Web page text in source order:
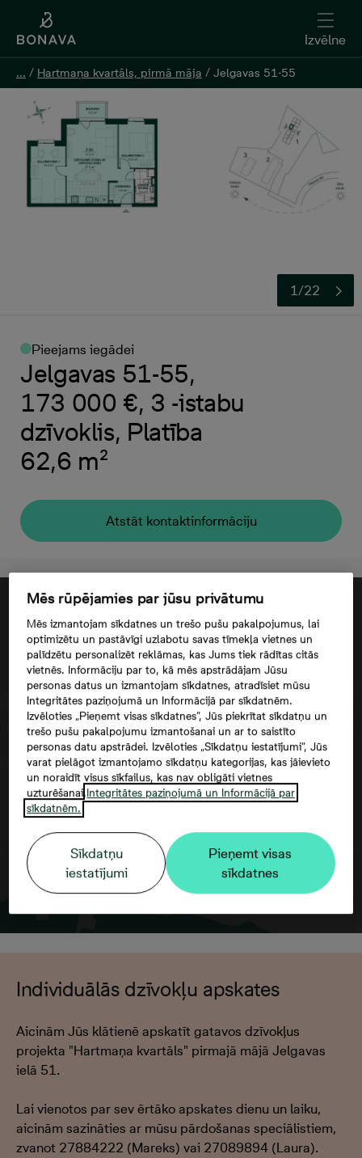
Izvēlne
... / Hartmaņa kvartāls, pirmā māja / Jelgavas 51-55
1/22
Pieejams iegādei
Jelgavas 51-55,
173 000 €, 3 -istabu
dzīvoklis, Platība
62,6 m²
Atstāt kontaktinformāciju
Izvēlne
... / Hartmaņa kvartāls, pirmā māja / Jelgavas 51-55
Atstāt kontaktinformāciju
Google maps trešās puses datu
izmantošana
Individuālās dzīvokļu apskates
Aicinām Jūs klātienē apskatīt gatavos dzīvokļus
projekta "Hartmaņa kvartāls" pirmajā mājā Jelgavas
ielā 51.
Lai vienotos par sev ērtāko apskates dienu un laiku,
aicinām sazināties ar mūsu pārdošanas speciālistiem,
zvanot 27884222 (Mareks) vai 27089894 (Laura).
Mēs rūpējamies par jūsu privātumu
Mēs izmantojam sīkdatnes un trešo pušu pakalpojumus, lai
optimizētu un pastāvīgi uzlabotu savas tīmekļa vietnes un
palīdzētu personalizēt reklāmas, kas Jums tiek rādītas citās
vietnēs. Informāciju par to, kā mēs apstrādājam Jūsu
personas datus un izmantojam sīkdatnes, atradīsiet mūsu
Integritātes paziņojumā un Informācijā par sīkdatnēm.
Izvēloties „Pieņemt visas sīkdatnes”, Jūs piekrītat sīkdatņu un
trešo pušu pakalpojumu izmantošanai un ar to saistīto
personas datu apstrādei. Izvēloties „Sīkdatņu iestatījumi”, Jūs
varat pielāgot izmantojamo sīkdatņu kategorijas, kas jāievieto
un noraidīt visus sīkfailus, kas nav obligāti vietnes
uzturēšanai.Integritātes paziņojumā un Informācijā par
sīkdatnēm.
Sīkdatņu
iestatījumi
Pieņemt visas
sīkdatnes